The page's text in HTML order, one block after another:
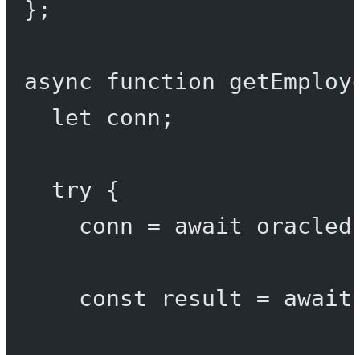
};
async function
let conn;
try {
conn = await
const result = await